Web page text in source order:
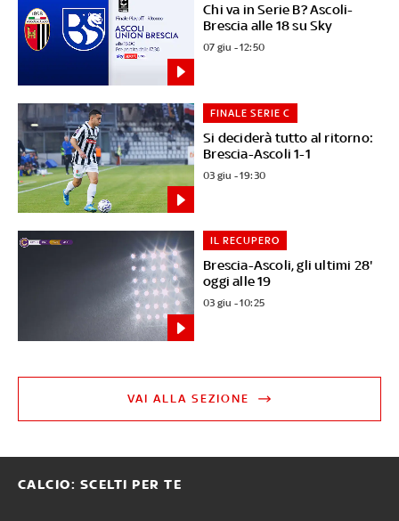
Chi va in Serie B? Ascoli-
Brescia alle 18 su Sky
07 giu - 12:50
Si deciderà tutto al ritorno:
Brescia-Ascoli 1-1
FINALE SERIE C
03 giu - 19:30
Brescia-Ascoli, gli ultimi 28'
oggi alle 19
IL RECUPERO
03 giu - 10:25
VAI ALLA SEZIONE
CALCIO: SCELTI PER TE